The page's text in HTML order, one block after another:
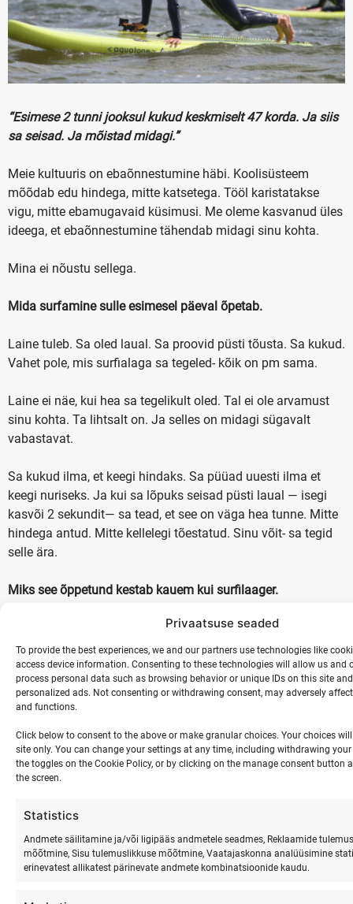
Privaatsuse seaded
To provide the best experiences, we and our partners use technologies like
access device information. Consenting to these technologies will allow us and
process personal data such as browsing behavior or unique IDs on this site
personalized ads. Not consenting or withdrawing consent, may adversely
and functions.
Click below to consent to the above or make granular choices. Your choices
site only. You can change your settings at any time, including withdrawing
the toggles on the Cookie Policy, or by clicking on the manage consent button
the screen.
Statistics
Andmete säilitamine ja/või ligipääs andmetele seadmes, Reklaamide
mõõtmine, Sisu tulemuslikkuse mõõtmine, Vaatajaskonna analüüsimine
erinevatest allikatest pärinevate andmete kombinatsioonide kaudu.
“Esimese 2 tunni jooksul kukud keskmiselt 47 korda. Ja siis
sa seisad. Ja mõistad midagi.”
Meie kultuuris on ebaõnnestumine häbi. Koolisüsteem
mõõdab edu hindega, mitte katsetega. Tööl karistatakse
vigu, mitte ebamugavaid küsimusi. Me oleme kasvanud üles
ideega, et ebaõnnestumine tähendab midagi sinu kohta.
Mina ei nõustu sellega.
Mida surfamine sulle esimesel päeval õpetab.
Laine tuleb. Sa oled laual. Sa proovid püsti tõusta. Sa kukud.
Vahet pole, mis surfialaga sa tegeled- kõik on pm sama.
Laine ei näe, kui hea sa tegelikult oled. Tal ei ole arvamust
sinu kohta. Ta lihtsalt on. Ja selles on midagi sügavalt
vabastavat.
Sa kukud ilma, et keegi hindaks. Sa püüad uuesti ilma et
keegi nuriseks. Ja kui sa lõpuks seisad püsti laual — isegi
kasvõi 2 sekundit— sa tead, et see on väga hea tunne. Mitte
hindega antud. Mitte kellelegi tõestatud. Sinu võit- sa tegid
selle ära.
Miks see õppetund kestab kauem kui surfilaager.
Inimesed, kes on surfamist õppinud, räägivad sellest sageli
aastate pärast. Mitte tehnikast. Vaid sellest hetkest, kui nad
mõistsid, et kukkumine on osa protsessist. See on kõige
olulisem osa selle juures (loe ridade vahelt).
sinna.
See on õppetund, mida koolid ei anna. Mida PowerPointi
lainetel annab. Seda on raske võibolla mõista, kui sa pole
proovinud.
Mida see tähendab täiskasvanuna.